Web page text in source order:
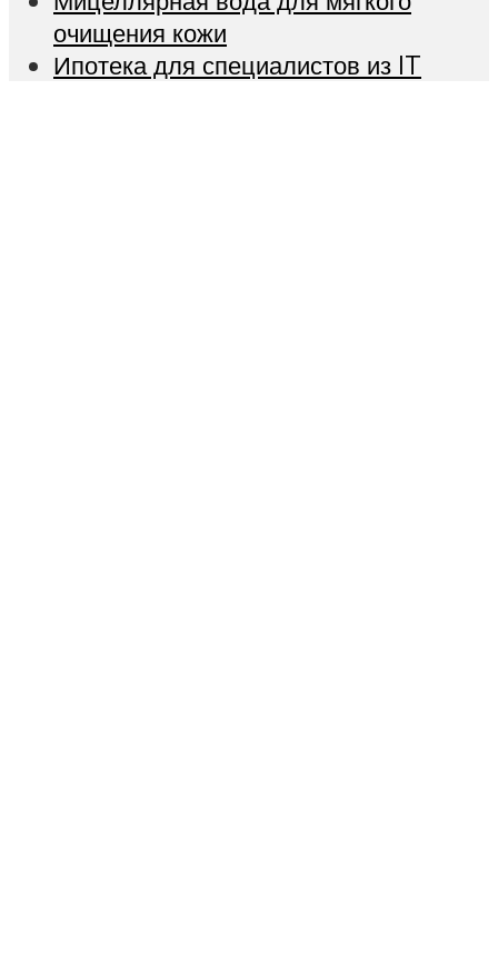
очищения кожи
Ипотека для специалистов из IT